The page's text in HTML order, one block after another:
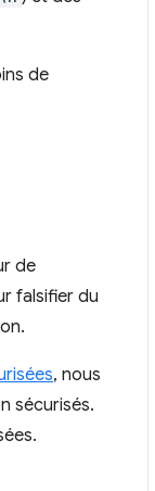
de
de
falsifier du
, nous
sécurisés.